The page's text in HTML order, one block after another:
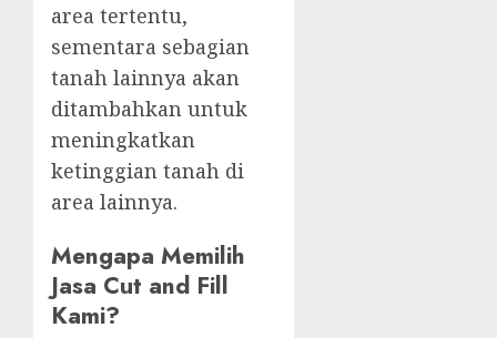
area tertentu,
sementara sebagian
tanah lainnya akan
ditambahkan untuk
meningkatkan
ketinggian tanah di
area lainnya.
Mengapa Memilih
Jasa Cut and Fill
Kami?